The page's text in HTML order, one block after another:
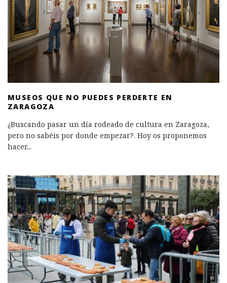
MUSEOS QUE NO PUEDES PERDERTE EN
ZARAGOZA
¿Buscando pasar un día rodeado de cultura en Zaragoza,
pero no sabéis por donde empezar?. Hoy os proponemos
hacer...